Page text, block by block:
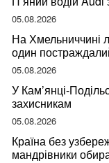
05.08.2026
На Хмельниччині
один
05.08.2026
У Кам’янці-
захисникам
05.08.2026
Країна без
мандрівники